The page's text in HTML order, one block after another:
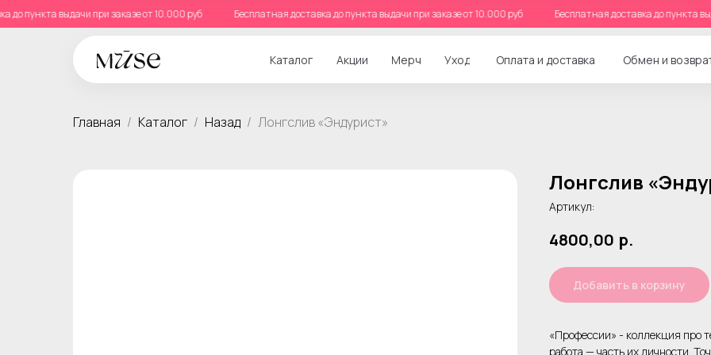
до пункта выдачи при заказе от 10.000 руб Бесплатная доставка до пункта выдачи при заказе от 10.000 руб Бесплатная доставка до
Каталог Оплата и доставка Обмен и
Мерч
Акции Уход
Главная Каталог Назад Лонгслив «Эндурист»
Лонгслив
Артикул:
4800,00 р.
Добавить в корзину
«Профессии» - коллекция про
работа — часть их личности.